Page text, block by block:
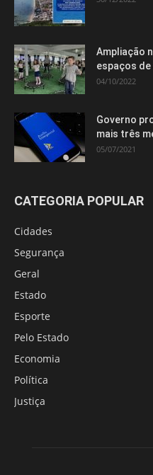
Ampliação
espaços
04/10/2022
Governo
mais três
05/07/2021
CATEGORIA POPULAR
Cidades
Segurança
Geral
Estado
Esporte
Pelo Estado
Economia
Política
Justiça